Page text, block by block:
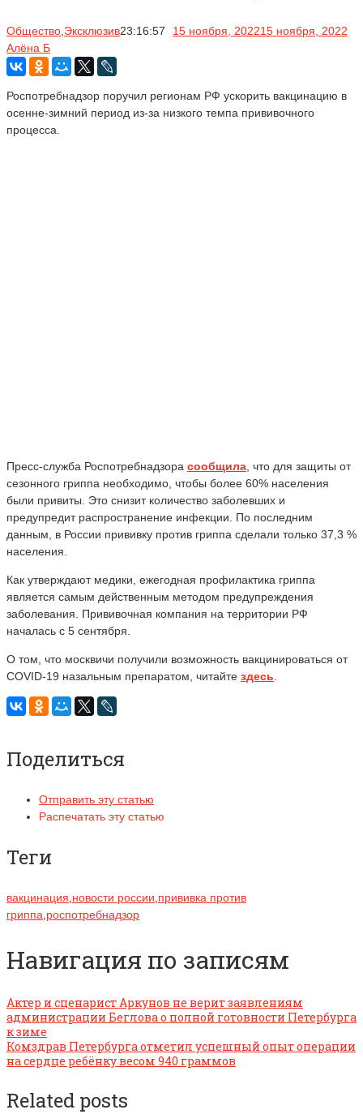
Общество Эксклюзив23:16:57 15 ноября, 202215 ноября, 2022
Алёна Б
Роспотребнадзор поручил регионам РФ ускорить вакцинацию в
осенне-зимний период из-за низкого темпа прививочного
процесса.
Пресс-служба Роспотребнадзора сообщила , что для защиты от
сезонного гриппа необходимо, чтобы более 60% населения
были привиты. Это снизит количество заболевших и
предупредит распространение инфекции. По последним
данным, в России прививку против гриппа сделали только 37,3 %
населения.
Как утверждают медики, ежегодная профилактика гриппа
является самым действенным методом предупреждения
заболевания. Прививочная компания на территории РФ
началась с 5 сентября.
О том, что москвичи получили возможность вакцинироваться от
COVID-19 назальным препаратом, читайте здесь
Поделиться
Отправить эту статью
Распечатать эту статью
Теги
вакцинация новости россии прививка против
гриппа роспотребнадзор
Навигация по записям
Актер и сценарист Аркунов не верит заявлениям
администрации Беглова о полной готовности Петербурга
к зиме
Комздрав Петербурга отметил успешный опыт операции
на сердце ребёнку весом 940 граммов
Related posts